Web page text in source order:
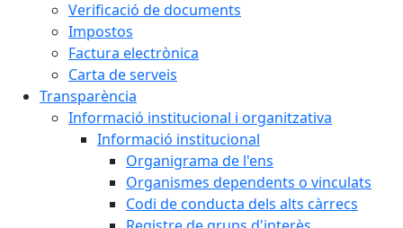
Verificació de documents
Impostos
Factura electrònica
Carta de serveis
Transparència
Informació institucional i organitzativa
Informació institucional
Organigrama de l'ens
Organismes dependents o vinculats
Codi de conducta dels alts càrrecs